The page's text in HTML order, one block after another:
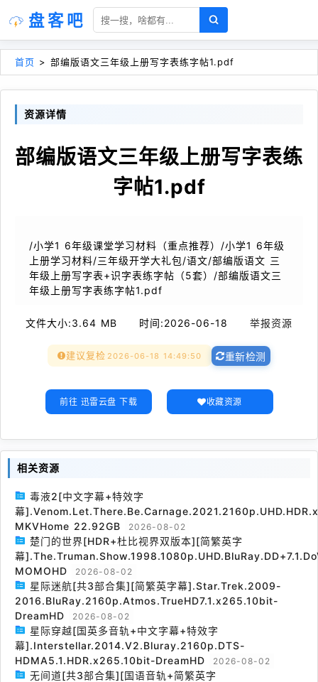
盘客吧
首页 > 部编版语文三年级上册写字表练字帖1.pdf
资源详情
部编版语文三年级上册写字表练
字帖1.pdf
/小学1 6年级课堂学习材料（重点推荐）/小学1 6年级
上册学习材料/三年级开学大礼包/语文/部编版语文 三
年级上册写字表+识字表练字帖（5套）/部编版语文三
年级上册写字表练字帖1.pdf
文件大小:3.64 MB 时间:2026-06-18 举报资源
建议复检 2026-06-18 14:49:50 重新检测
前往 迅雷云盘 下载 收藏资源
相关资源
毒液2[中文字幕+特效字
幕
MKVHome 22.92GB
2026-08-02
楚门的世界[HDR+杜比视界双版本][简繁英字
幕
MOMOHD
2026-08-02
星际迷航[共3部合集][简繁英字幕].Star.Trek.2009-
2016.BluRay.2160p.Atmos.TrueHD7.1.x265.10bit-
DreamHD
2026-08-02
星际穿越[国英多音轨+中文字幕+特效字
幕].Interstellar.2014.V2.Bluray.2160p.DTS-
HDMA5.1.HDR.x265.10bit-DreamHD
2026-08-02
无间道[共3部合集][国语音轨+简繁英字